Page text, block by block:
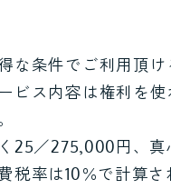
な条件でご利用頂
ビス内容は権利を
25／275,000円、
税率は10％で計算